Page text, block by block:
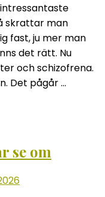
skrattar man
fast, ju mer man
det rätt. Nu
och schizofrena.
Det pågår …
se om